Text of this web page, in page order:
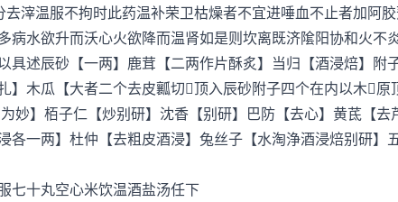
温服不拘时此药温补荣卫枯燥者不宜进唾血不止者加阿
欲升而沃心火欲降而温肾如是则坎离既济隂阳协和火不
具述辰砂【一两】鹿茸【二两作片酥炙】当归【酒浸焙】附
】木瓜【大者二个去皮瓤切顶入辰砂附子四个在内以木原
妙】栢子仁【炒别研】沈香【别研】巴防【去心】黄茋【去
一两】杜仲【去粗皮酒浸】兔丝子【水淘浄酒浸焙别研】
十丸空心米饮温酒盐汤任下